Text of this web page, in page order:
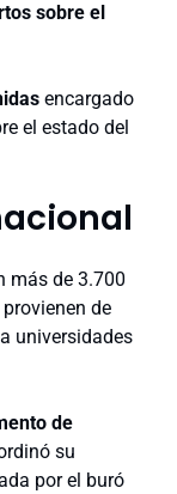
sobre el
encargado
el estado del
más de 3.700
de
universidades
de
su
por el buró